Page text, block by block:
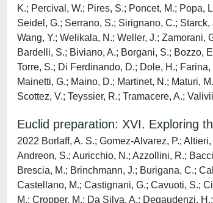
K.; Percival, W.; Pires, S.; Poncet, M.; Popa,
Seidel, G.; Serrano, S.; Sirignano, C.;
Wang, Y.; Welikala, N.; Weller, J.; Zamorani,
Bardelli, S.; Biviano, A.; Borgani, S.; Bozzo,
Torre, S.; Di Ferdinando, D.; Dole, H.;
Mainetti, G.; Maino, D.; Martinet, N.; Maturi,
Scottez, V.; Teyssier, R.; Tramacere, A.;
Euclid preparation: XVI. Exploring
2022 Borlaff, A. S.; Gomez-Alvarez, P.;
Andreon, S.; Auricchio, N.; Azzollini, R.;
Brescia, M.; Brinchmann, J.; Burigana, C.;
Castellano, M.; Castignani, G.; Cavuoti, S.;
M.; Cropper, M.; Da Silva, A.; Degaudenzi,